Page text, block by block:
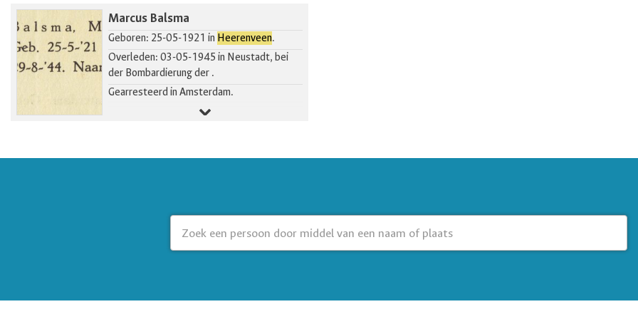
Marcus Balsma
Geboren: 25-05-1921 in Heerenveen.
Overleden: 03-05-1945 in Neustadt, bei
der Bombardierung der .
Gearresteerd in Amsterdam.